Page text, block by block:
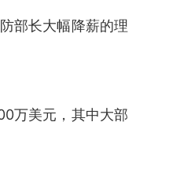
部长大幅降薪的理
万美元，其中大部